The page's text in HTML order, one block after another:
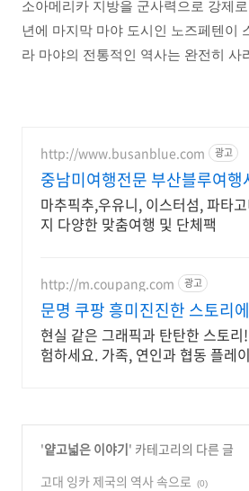
소아메리카 지방을 군사력으로 강제
년에 마지막 마야 도시인 노즈페텐이
라 마야의 전통적인 역사는 완전히 사
http://www.busanblue.com 광고
중남미여행전문 부산블루여행
마추픽추,우유니, 이스터섬, 파타
지 다양한 맞춤여행 및 단체팩
http://m.coupang.com 광고
문명 쿠팡 흥미진진한 스토리
현실 같은 그래픽과 탄탄한 스토
험하세요. 가족, 연인과 협동 플레
'얕고넓은 이야기' 카테고리의 다른 글
고대 잉카 제국의 역사 속으로
(0)